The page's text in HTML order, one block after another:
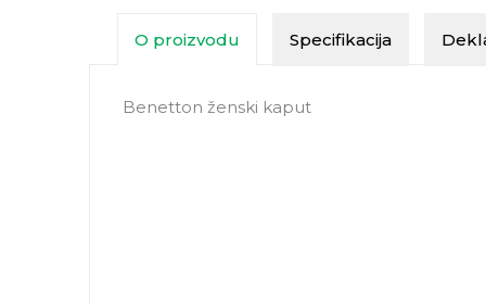
O proizvodu Specifikacija
Benetton ženski kaput